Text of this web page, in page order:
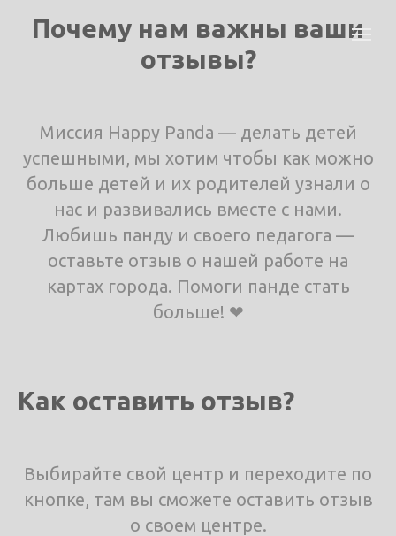
Почему нам важны ваши
отзывы?
Миссия Happy Panda — делать детей
успешными, мы хотим чтобы как можно
больше детей и их родителей узнали о
нас и развивались вместе с нами.
Любишь панду и своего педагога —
оставьте отзыв о нашей работе на
картах города. Помоги панде стать
больше! ❤
Как оставить отзыв?
Выбирайте свой центр и переходите по
кнопке, там вы сможете оставить отзыв
о своем центре.